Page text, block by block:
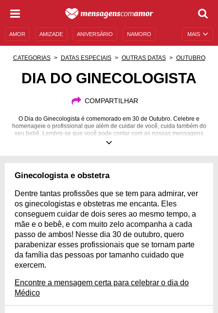
MAIS
AMOR AMIZADE ANIVERSÁRIO NAMORO
CATEGORIAS DATAS ESPECIAIS OUTRAS DATAS OUTUBRO
DIA DO GINECOLOGISTA
COMPARTILHAR
O Dia do Ginecologista é comemorado em 30 de Outubro. Celebre e
homenageie o profissional que além de cuidar de você, cuida também do
seu bebê. Lembre-se que você pode contar com as nossas mensagens
para tornar essa celebração ainda mais especial!
Ginecologista e obstetra
Dentre tantas profissões que se tem para admirar, ver
os ginecologistas e obstetras me encanta. Eles
conseguem cuidar de dois seres ao mesmo tempo, a
mãe e o bebê, e com muito zelo acompanha a cada
passo de ambos! Nesse dia 30 de outubro, quero
parabenizar esses profissionais que se tornam parte
da família das pessoas por tamanho cuidado que
exercem.
Encontre a mensagem certa para celebrar o dia do
Médico